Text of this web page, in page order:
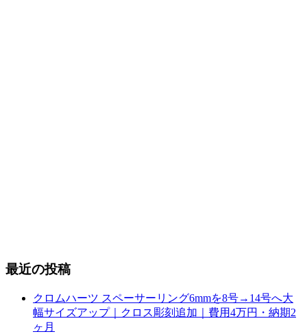
最近の投稿
クロムハーツ スペーサーリング6mmを8号→14号へ大
幅サイズアップ｜クロス彫刻追加｜費用4万円・納期2
ヶ月